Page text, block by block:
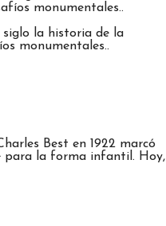
siglo la historia de la
monumentales..
Best en 1922 marcó
para la forma infantil. Hoy,